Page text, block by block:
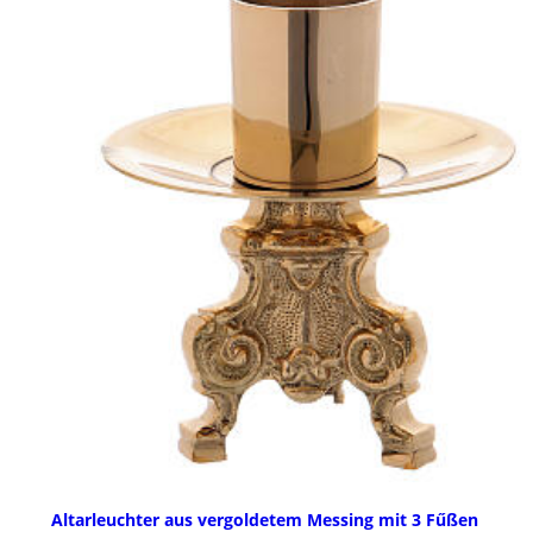
Altarleuchter aus vergoldetem Messing mit 3 Fűßen